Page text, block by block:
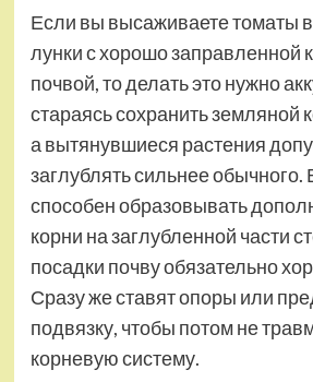
Если вы высаживаете томаты
лунки с хорошо заправленной
почвой, то делать это нужно
стараясь сохранить земляной
а вытянувшиеся растения
заглублять сильнее обычного.
способен образовывать
корни на заглубленной части
посадки почву обязательно
Сразу же ставят опоры или
подвязку, чтобы потом не
корневую систему.